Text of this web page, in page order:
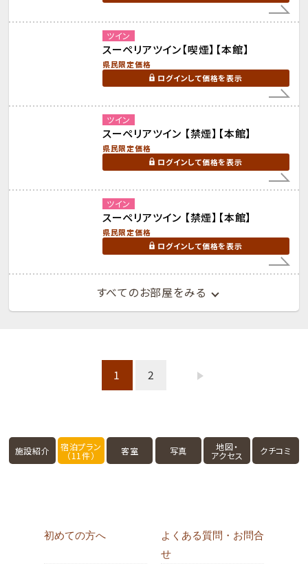
ツイン
スーペリアツイン【喫煙】【本館】
県民限定価格
ログインして価格を表示
ツイン
スーペリアツイン 【禁煙】【本館】
県民限定価格
ログインして価格を表示
ツイン
スーペリアツイン 【禁煙】【本館】
県民限定価格
ログインして価格を表示
すべてのお部屋をみる
1 2
施設紹介 宿泊プラン
（11件） 客室 写真 地図・
アクセス クチコミ
初めての方へ
よくある質問・お問合
せ